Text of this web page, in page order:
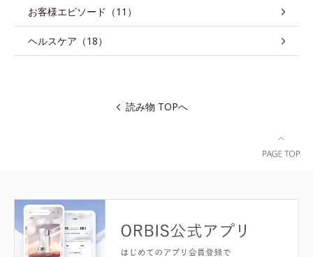
お客様エピソード（11）
ヘルスケア（18）
読み物 TOPへ